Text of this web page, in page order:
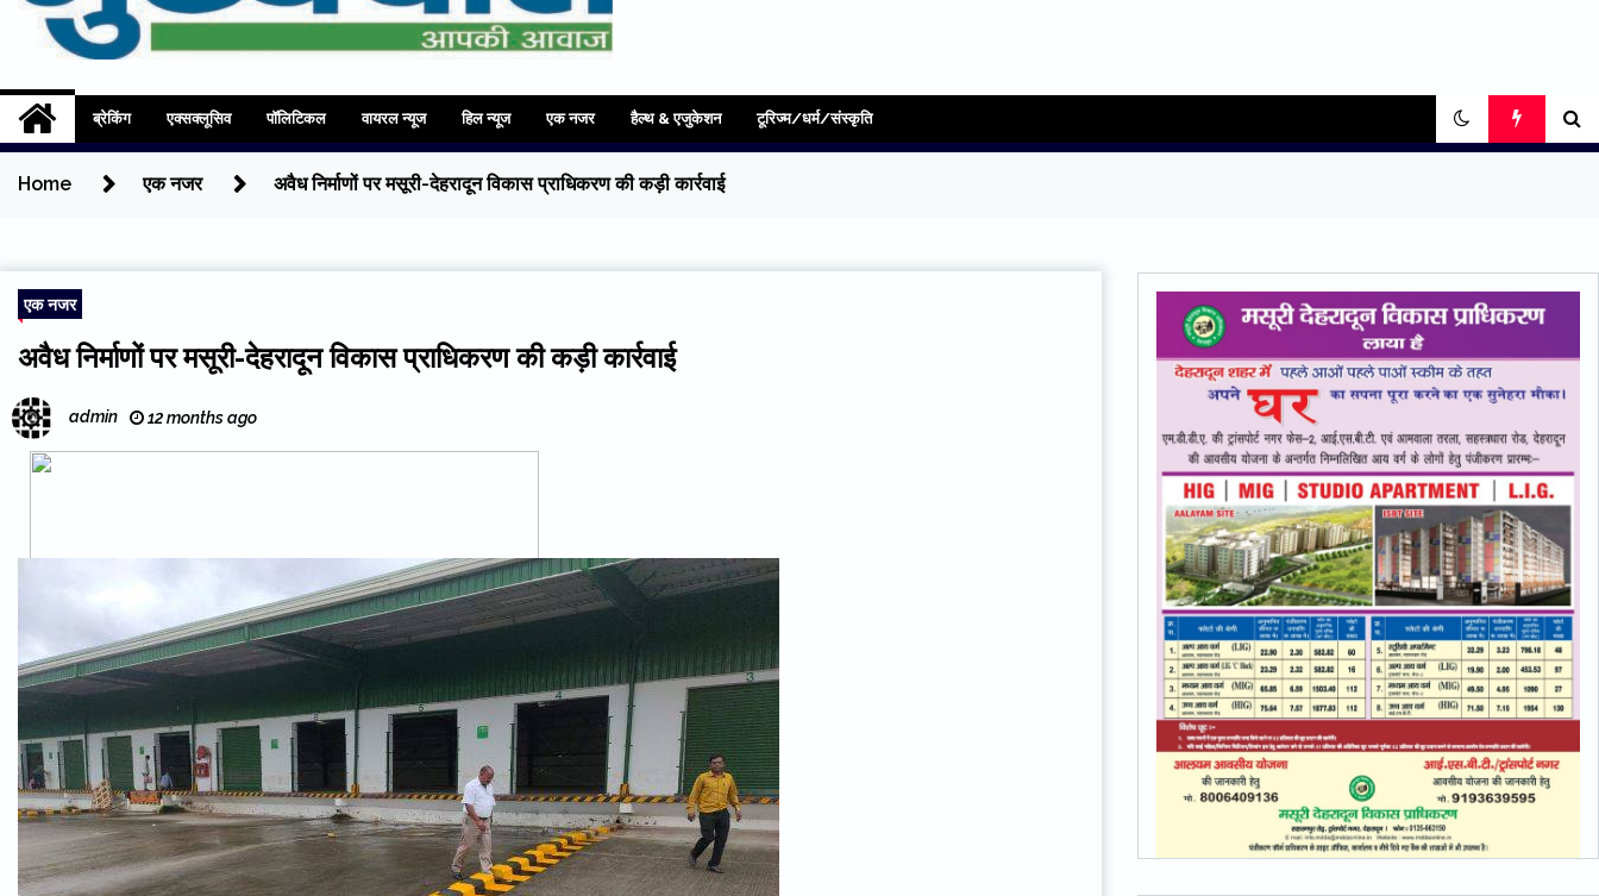
Mukhyadhara
Aapki Aawaz
ब्रेकिंग एक्सक्लूसिव पॉलिटिकल वायरल न्यूज हिल न्यूज एक नजर हैल्थ & एजुकेशन टूरिज्म/धर्म/संस्कृति
Home एक नजर अवैध निर्माणों पर मसूरी-देहरादून विकास प्राधिकरण की कड़ी कार्रवाई
एक नजर
अवैध निर्माणों पर मसूरी-देहरादून विकास प्राधिकरण की कड़ी कार्रवाई
admin 12 months ago